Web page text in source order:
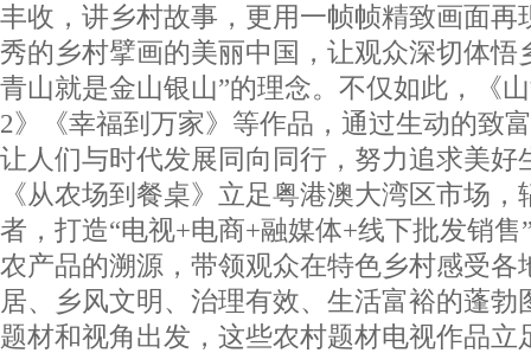
丰收，讲乡村故事，更用一帧帧精致画面再
秀的乡村擘画的美丽中国，让观众深切体悟
青山就是金山银山”的理念。不仅如此，《
2》《幸福到万家》等作品，通过生动的致
让人们与时代发展同向同行，努力追求美好
《从农场到餐桌》立足粤港澳大湾区市场
者，打造“电视+电商+融媒体+线下批发销
农产品的溯源，带领观众在特色乡村感受各
居、乡风文明、治理有效、生活富裕的
题材和视角出发，这些农村题材电视作品立